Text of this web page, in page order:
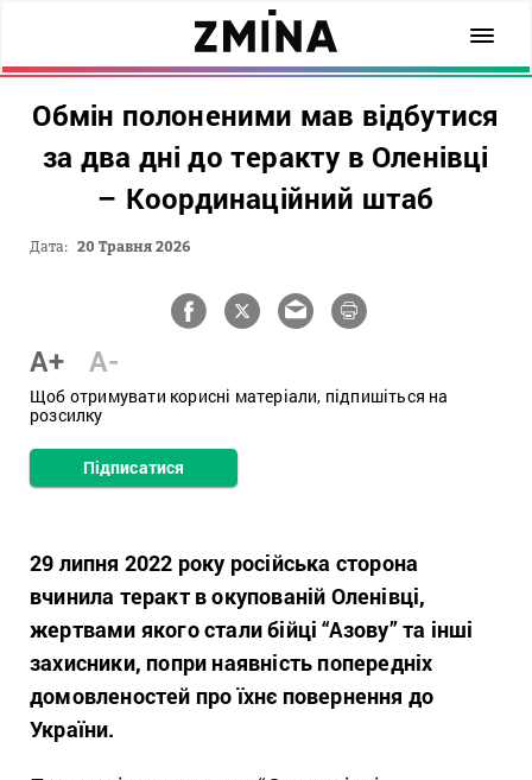
Обмін полоненими мав відбутися
за два дні до теракту в Оленівці
– Координаційний штаб
Дата: 20 Травня 2026
A+ A-
Щоб отримувати корисні матеріали, підпишіться на
розсилку
Підписатися
29 липня 2022 року російська сторона
вчинила теракт в окупованій Оленівці,
жертвами якого стали бійці“Азову” та інші
захисники, попри наявність попередніх
домовленостей про їхнє повернення до
України.